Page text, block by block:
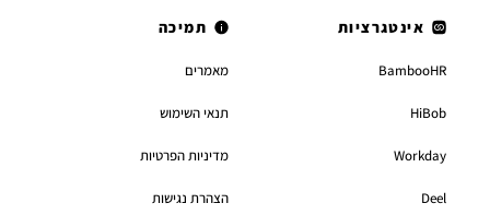
אינטגרציות
BambooHR
HiBob
Workday
Deel
תמיכה
מאמרים
תנאי השימוש
מדיניות הפרטיות
הצהרת נגישות